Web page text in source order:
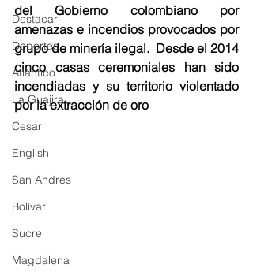
Destacar
Deportes
Atlántico
La Guajira
Cesar
English
San Andres
Bolívar
Sucre
Magdalena
del Gobierno colombiano por
amenazas e incendios provocados por
grupo de minería ilegal.  Desde el 2014
cinco casas ceremoniales han sido
incendiadas y su territorio violentado
por la extracción de oro